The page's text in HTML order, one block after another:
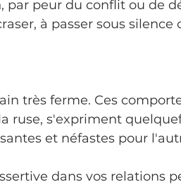
par peur du conflit ou de
à passer sous silence
très ferme. Ces
ruse, s'expriment
et néfastes pour
dans vos relations